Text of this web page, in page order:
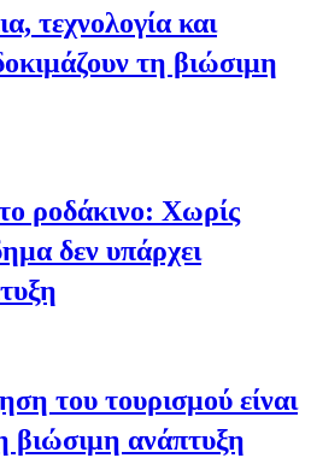
τεχνολογία και
τη βιώσιμη
ροδάκινο: Χωρίς
δεν υπάρχει
του τουρισμού είναι
βιώσιμη ανάπτυξη